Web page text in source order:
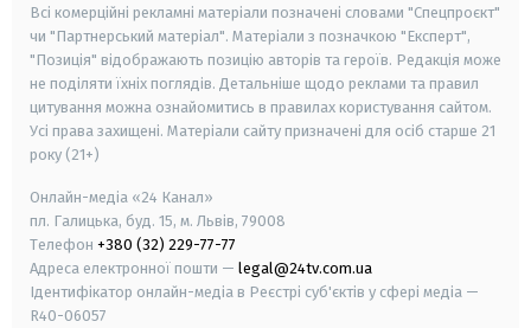
Всі комерційні рекламні матеріали позначені словами "Спецпроєкт"
чи "Партнерський матеріал". Матеріали з позначкою "Експерт",
"Позиція" відображають позицію авторів та героїв. Редакція може
не поділяти їхніх поглядів. Детальніше щодо реклами та правил
цитування можна ознайомитись в правилах користування сайтом.
Усі права захищені. Матеріали сайту призначені для осіб старше 21
року (21+)
Онлайн-медіа «24 Канал»
пл. Галицька, буд. 15, м. Львів, 79008
Телефон +380 (32) 229-77-77
Адреса електронної пошти — legal@24tv.com.ua
Ідентифікатор онлайн-медіа в Реєстрі суб'єктів у сфері медіа —
R40-06057